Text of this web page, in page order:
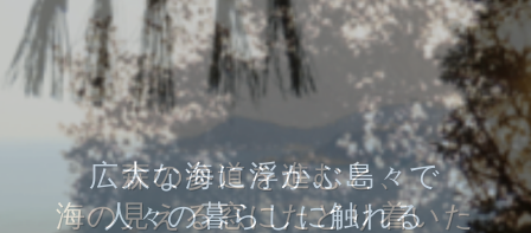
森の参道を進むと、
海の見える窓にたどり着いた
広大な海に浮かぶ島々で
人々の暮らしに触れる